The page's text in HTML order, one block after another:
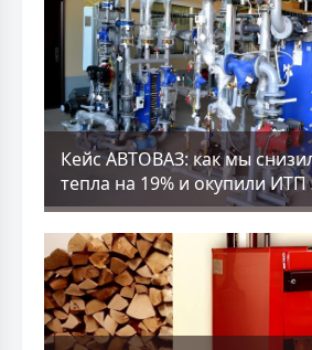
Кейс АВТОВАЗ: как мы
тепла на 19% и окупили ИТП